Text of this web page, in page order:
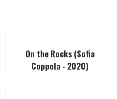
On the Rocks (Sofia
Coppola - 2020)